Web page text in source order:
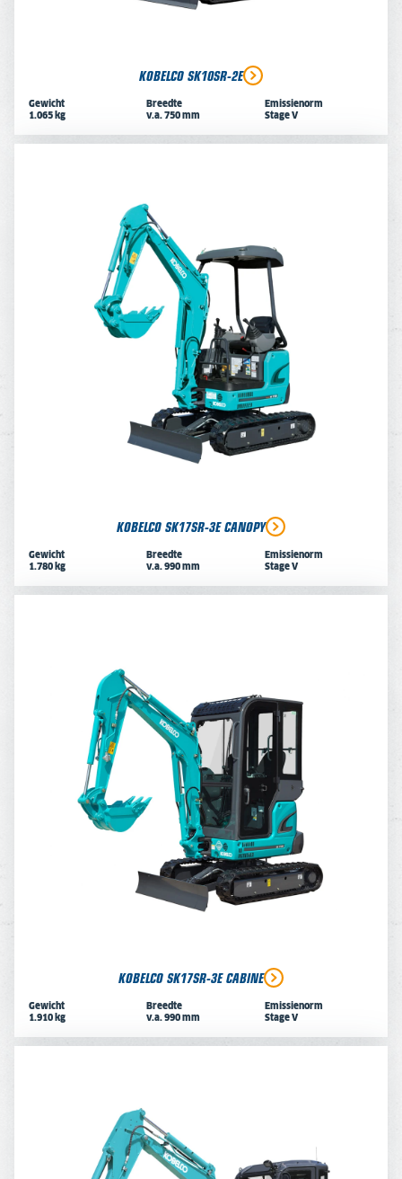
KOBELCO SK10SR-2E
Gewicht
1.065 kg
Breedte
v.a. 750 mm
Emissienorm
Stage V
KOBELCO SK17SR-3E CANOPY
Gewicht
1.780 kg
Breedte
v.a. 990 mm
Emissienorm
Stage V
KOBELCO SK17SR-3E CABINE
Gewicht
1.910 kg
Breedte
v.a. 990 mm
Emissienorm
Stage V